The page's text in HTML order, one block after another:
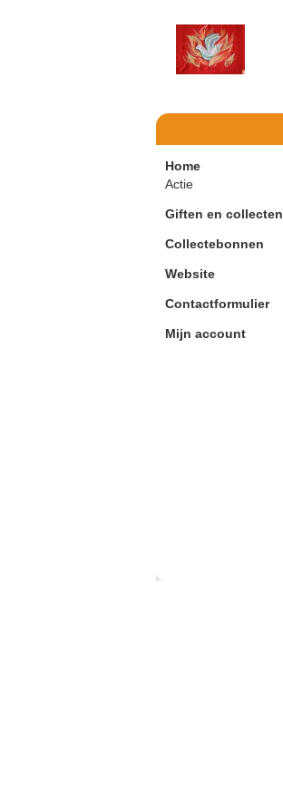
Home
Actie
Giften en collecten
Collectebonnen
Website
Contactformulier
Mijn account